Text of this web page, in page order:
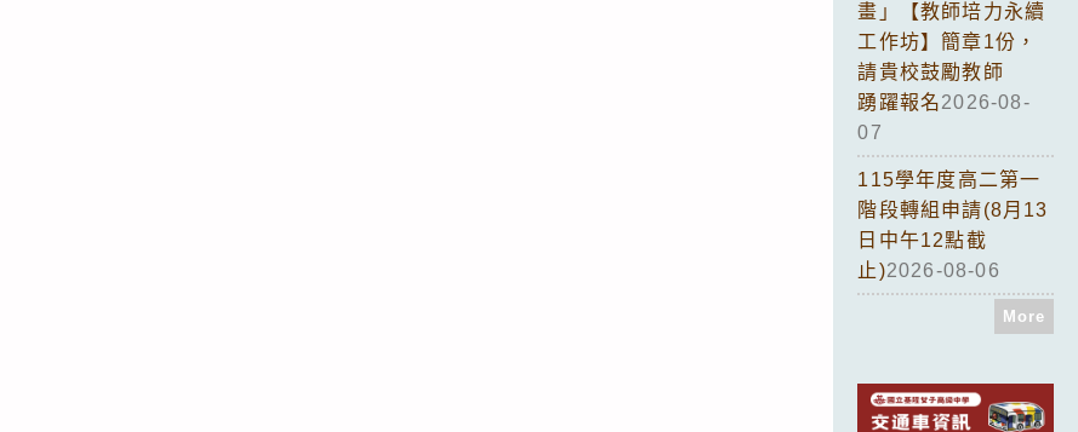
畫」【教師培力永續
工作坊】簡章1份，
請貴校鼓勵教師
踴躍報名2026-08-
07
115學年度高二第一
階段轉組申請(8月13
日中午12點截
止)2026-08-06
More